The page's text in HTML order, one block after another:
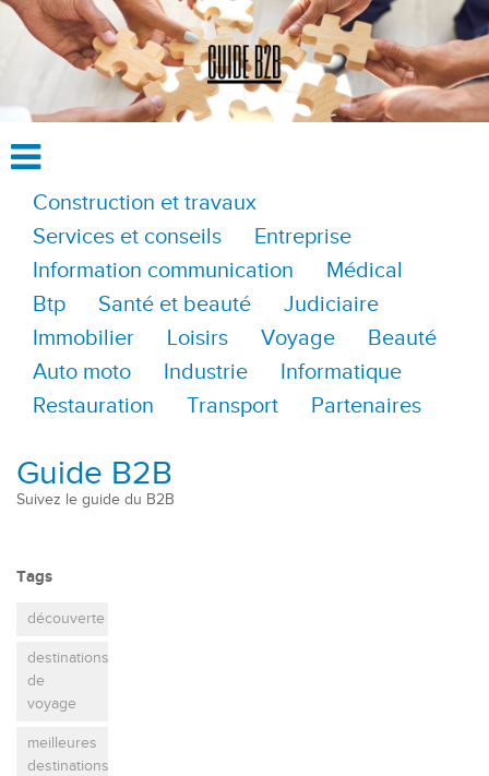
Construction et travaux
Services et conseils
Entreprise
Information communication
Médical
Btp
Santé et beauté
Judiciaire
Immobilier
Loisirs Voyage
Beauté
Auto moto
Industrie
Informatique
Restauration
Transport Partenaires
Guide B2B
Suivez le guide du B2B
Tags
découverte
destinations
de
voyage
meilleures
destinations